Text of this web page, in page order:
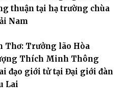
thuận tại hạ trường chùa
Nam
Thơ: Trưởng lão Hòa
Thích Minh Thông
đạo giới tử tại Đại giới đàn
Lai